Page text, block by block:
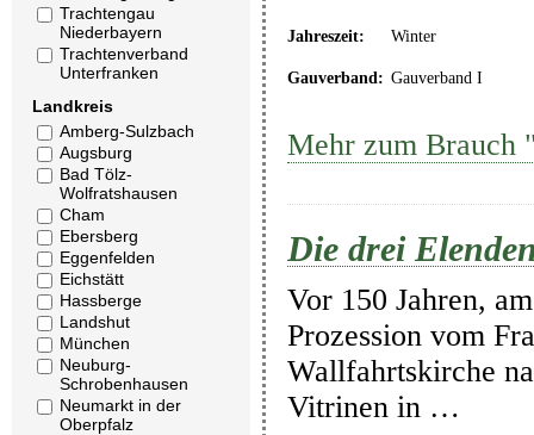
Trachtengau
Niederbayern
Trachtenverband
Unterfranken
Landkreis
Amberg-Sulzbach
Augsburg
Bad Tölz-
Wolfratshausen
Cham
Ebersberg
Eggenfelden
Eichstätt
Hassberge
Landshut
München
Neuburg-
Schrobenhausen
Neumarkt in der
Oberpfalz
Jahreszeit: Winter
Gauverband: Gauverband I
Mehr zum Brauch
Die drei
Vor 150 Jahren,
Prozession vom
Wallfahrtskirche
Vitrinen in …